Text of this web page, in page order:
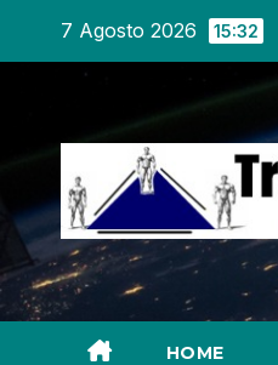
7 Agosto 2026 15:32
HOME